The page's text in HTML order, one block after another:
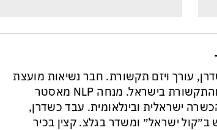
עורך ויזם תקשורת. חבר נשיאות מועצת
העיתונות והתקשורת בישראל. מנחה NLP מאסטר
ישראלית ובינלאומית. עבד כשדרן,
ב״קול ישראל״ ומשדר בגלצ. קצין בכיר